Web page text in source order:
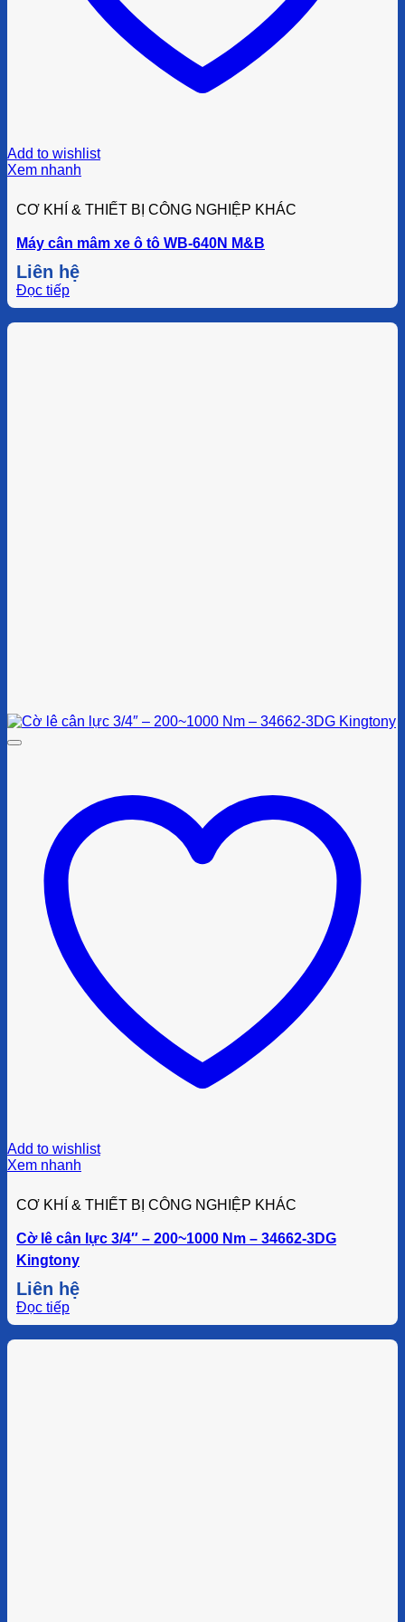
Add to wishlist
Xem nhanh
CƠ KHÍ & THIẾT BỊ CÔNG NGHIỆP KHÁC
Máy cân mâm xe ô tô WB-640N M&B
Liên hệ
Đọc tiếp
Add to wishlist
Xem nhanh
CƠ KHÍ & THIẾT BỊ CÔNG NGHIỆP KHÁC
Cờ lê cân lực 3/4″ – 200~1000 Nm – 34662-3DG
Kingtony
Liên hệ
Đọc tiếp